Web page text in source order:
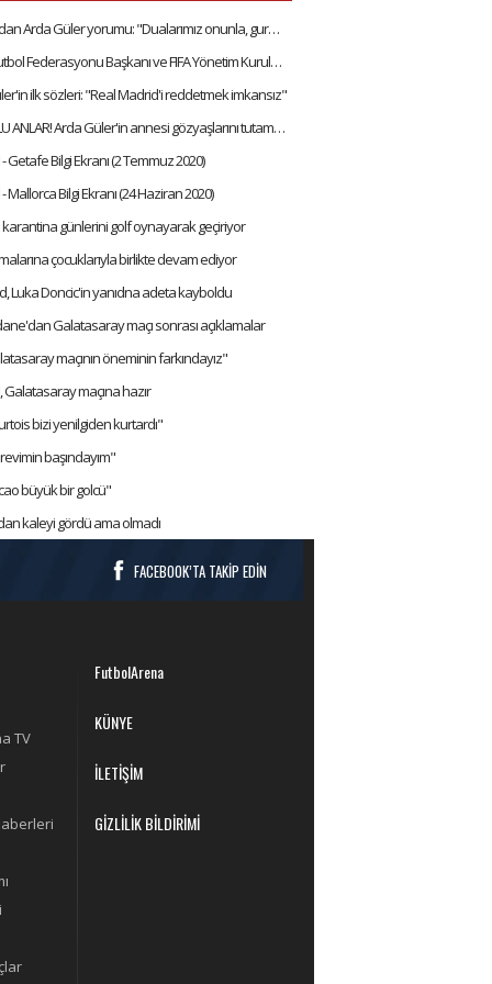
Arda Turan'dan Arda Güler yorumu: "Dualarımız onunla, gurur duyuyoruz"
Romanya Futbol Federasyonu Başkanı ve FIFA Yönetim Kurulu Üyesi Burleanu'dan Arda Güler'e övgüler
ilk sözleri: "Real Madrid'i reddetmek imkansız"
GURUR DOLU ANLAR! Arda Güler'in annesi gözyaşlarını tutamadı
Getafe Bilgi Ekranı (2 Temmuz 2020)
Mallorca Bilgi Ekranı (24 Haziran 2020)
günlerini golf oynayarak geçiriyor
çocuklarıyla birlikte devam ediyor
Luka Doncic'in yanıdna adeta kayboldu
Galatasaray maçı sonrası açıklamalar
maçının öneminin farkındayız"
maçına hazır
bizi yenilgiden kurtardı"
başındayım"
büyük bir golcü"
kaleyi gördü ama olmadı
FACEBOOK’TA TAKİP EDİN
TV
FutbolArena
KÜNYE
İLETİŞİM
GİZLİLİK BİLDİRİMİ